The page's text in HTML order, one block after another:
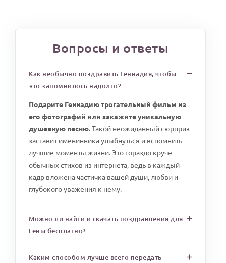
Вопросы и ответы
Как необычно поздравить Геннадия, чтобы
это запомнилось надолго?
Подарите Геннадию трогательный фильм из
его фотографий или закажите уникальную
душевную песню.Такой неожиданный сюрприз
заставит именинника улыбнуться и вспомнить
лучшие моменты жизни. Это гораздо круче
обычных стихов из интернета, ведь в каждый
кадр вложена частичка вашей души, любви и
глубокого уважения к нему.
Можно ли найти и скачать поздравления для
Гены бесплатно?
Каким способом лучше всего передать